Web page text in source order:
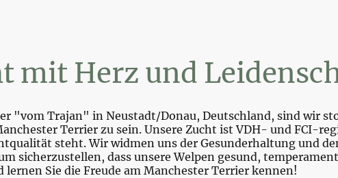
mit Herz und
"vom Trajan" in Neustadt/Donau, Deutschland, sind wir
Terrier zu sein. Unsere Zucht ist VDH- und FCI-
steht. Wir widmen uns der Gesunderhaltung und
sicherzustellen, dass unsere Welpen gesund,
lernen Sie die Freude am Manchester Terrier kennen!